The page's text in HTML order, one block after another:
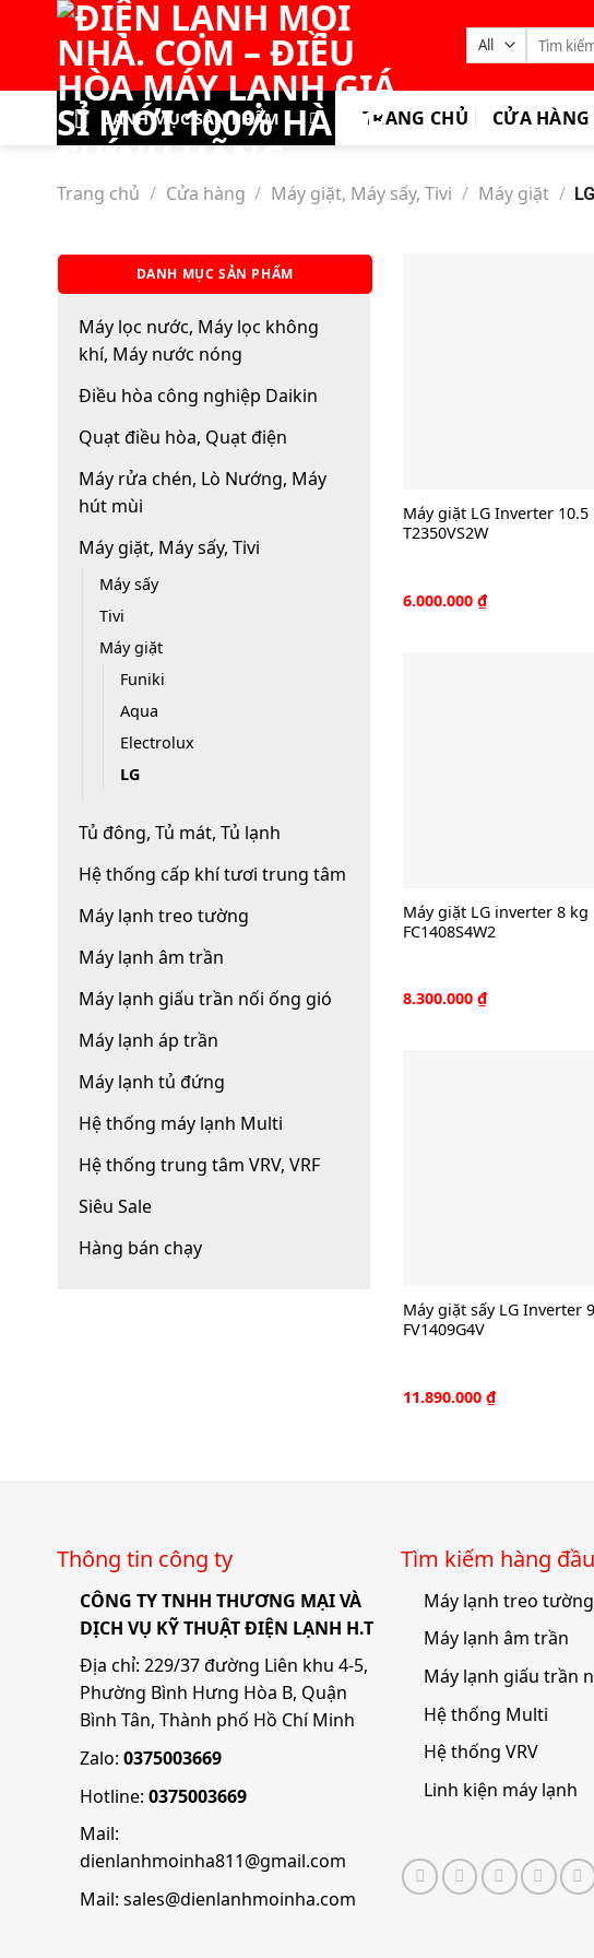
content
Tìm
kiếm:
DANH MỤC SẢN PHẨM TRANG CHỦ CỬA HÀNG
Trang chủ / Cửa hàng / Máy giặt, Máy sấy, Tivi / Máy giặt / LG
DANH MỤC SẢN PHẨM
Máy lọc nước, Máy lọc không
khí, Máy nước nóng
Điều hòa công nghiệp Daikin
Quạt điều hòa, Quạt điện
Máy rửa chén, Lò Nướng, Máy
hút mùi
Máy giặt, Máy sấy, Tivi
Máy sấy
Tivi
Máy giặt
Funiki
Aqua
Electrolux
LG
Tủ đông, Tủ mát, Tủ lạnh
Hệ thống cấp khí tươi trung tâm
Máy lạnh treo tường
Máy lạnh âm trần
Máy lạnh giấu trần nối ống gió
Máy lạnh áp trần
Máy lạnh tủ đứng
Hệ thống máy lạnh Multi
Hệ thống trung tâm VRV, VRF
Siêu Sale
Hàng bán chạy
Máy giặt LG Inverter 10.5
T2350VS2W
6.000.000₫
Máy giặt LG inverter 8 kg
FC1408S4W2
8.300.000₫
Máy giặt sấy LG Inverter
FV1409G4V
11.890.000₫
Thông tin công ty
CÔNG TY TNHH THƯƠNG MẠI VÀ
DỊCH VỤ KỸ THUẬT ĐIỆN LẠNH H.T
Địa chỉ: 229/37 đường Liên khu 4-5,
Phường Bình Hưng Hòa B, Quận
Bình Tân, Thành phố Hồ Chí Minh
Zalo: 0375003669
Hotline: 0375003669
Mail:
dienlanhmoinha811@gmail.com
Mail: sales@dienlanhmoinha.com
Tìm kiếm hàng đầu
Máy lạnh treo tường
Máy lạnh âm trần
Máy lạnh giấu trần
Hệ thống Multi
Hệ thống VRV
Linh kiện máy lạnh